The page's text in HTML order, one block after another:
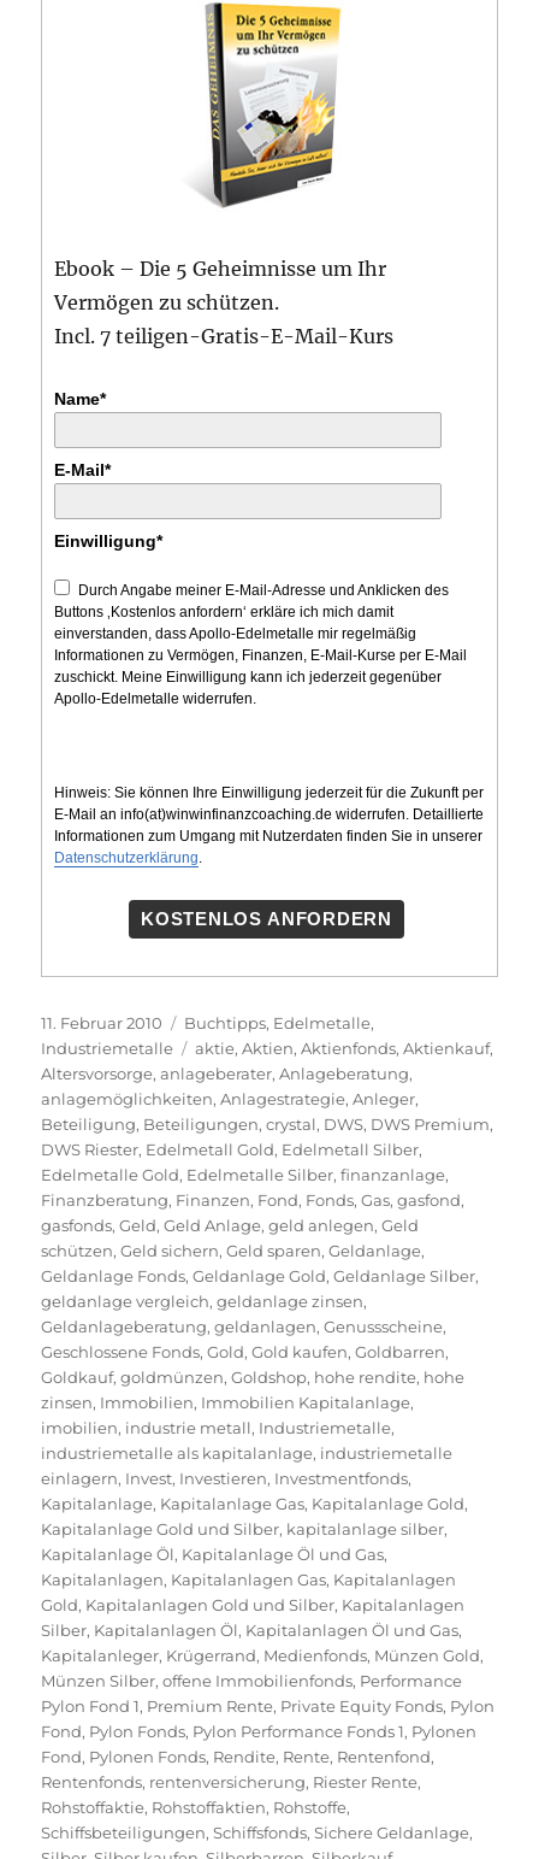
Ebook – Die 5 Geheimnisse um Ihr
Vermögen zu schützen.
Incl. 7 teiligen-Gratis-E-Mail-Kurs
Name*
E-Mail*
Einwilligung*
Durch Angabe meiner E-Mail-Adresse und Anklicken des
Buttons ‚Kostenlos anfordern‘ erkläre ich mich damit
einverstanden, dass Apollo-Edelmetalle mir regelmäßig
Informationen zu Vermögen, Finanzen, E-Mail-Kurse per E-Mail
zuschickt. Meine Einwilligung kann ich jederzeit gegenüber
Apollo-Edelmetalle widerrufen.
Hinweis: Sie können Ihre Einwilligung jederzeit für die Zukunft per
E-Mail an info(at)winwinfinanzcoaching.de widerrufen. Detaillierte
Informationen zum Umgang mit Nutzerdaten finden Sie in unserer
Datenschutzerklärung.
KOSTENLOS ANFORDERN
Veröffentlicht
am
11. Februar 2010 Kategorien
Buchtipps, Edelmetalle,
Industriemetalle
Schlagwörter
aktie,Aktien,Aktienfonds,Aktienkauf,
Altersvorsorge,anlageberater,Anlageberatung,
anlagemöglichkeiten,Anlagestrategie,Anleger,
Beteiligung, Beteiligungen,crystal, DWS, DWS Premium,
DWS Riester, Edelmetall Gold, Edelmetall Silber,
Edelmetalle Gold, Edelmetalle Silber,finanzanlage,
Finanzberatung, Finanzen, Fond, Fonds,Gas,gasfond,
gasfonds,Geld,Geld Anlage,geld anlegen,Geld
schützen,Geld sichern,Geld sparen,Geldanlage,
Geldanlage Fonds,Geldanlage Gold,Geldanlage Silber,
geldanlage vergleich,geldanlage zinsen,
Geldanlageberatung,geldanlagen,Genussscheine,
Geschlossene Fonds,Gold,Gold kaufen,Goldbarren,
Goldkauf,goldmünzen,Goldshop, hohe rendite, hohe
zinsen, Immobilien, Immobilien Kapitalanlage,
imobilien, industrie metall, Industriemetalle,
industriemetalle als kapitalanlage, industriemetalle
einlagern, Invest, Investieren, Investmentfonds,
Kapitalanlage, Kapitalanlage Gas, Kapitalanlage Gold,
Kapitalanlage Gold und Silber, kapitalanlage silber,
Kapitalanlage Öl, Kapitalanlage Öl und Gas,
Kapitalanlagen, Kapitalanlagen Gas, Kapitalanlagen
Gold, Kapitalanlagen Gold und Silber, Kapitalanlagen
Silber, Kapitalanlagen Öl, Kapitalanlagen Öl und Gas,
Kapitalanleger, Krügerrand, Medienfonds, Münzen Gold,
Münzen Silber,offene Immobilienfonds, Performance
Pylon Fond 1, Premium Rente, Private Equity Fonds, Pylon
Fond, Pylon Fonds, Pylon Performance Fonds 1, Pylonen
Fond, Pylonen Fonds, Rendite, Rente, Rentenfond,
Rentenfonds, rentenversicherung, Riester Rente,
Rohstoffaktie, Rohstoffaktien, Rohstoffe,
Schiffsbeteiligungen,Schiffsfonds,Sichere Geldanlage,